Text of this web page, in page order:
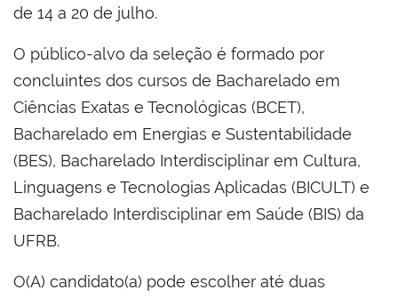
de 14 a 20 de julho.
O público-alvo da seleção é formado por
concluintes dos cursos de Bacharelado em
Ciências Exatas e Tecnológicas (BCET),
Bacharelado em Energias e Sustentabilidade
(BES), Bacharelado Interdisciplinar em Cultura,
Linguagens e Tecnologias Aplicadas (BICULT) e
Bacharelado Interdisciplinar em Saúde (BIS) da
UFRB.
O(A) candidato(a) pode escolher até duas